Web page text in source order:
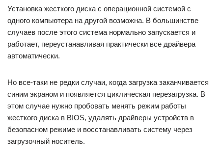
Установка жесткого диска с операционной системой с
одного компьютера на другой возможна. В большинстве
случаев после этого система нормально запускается и
работает, переустанавливая практически все драйвера
автоматически.
Но все-таки не редки случаи, когда загрузка заканчивается
синим экраном и появляется циклическая перезагрузка. В
этом случае нужно пробовать менять режим работы
жесткого диска в BIOS, удалять драйверы устройств в
безопасном режиме и восстанавливать систему через
загрузочный носитель.